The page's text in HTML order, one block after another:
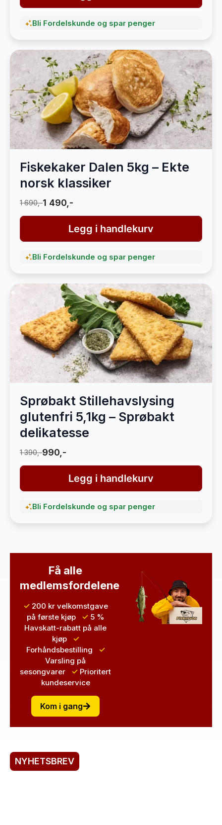
Bli Fordelskunde og spar penger
Fiskekaker Dalen 5kg – Ekte
norsk klassiker
1 690,-1 490,-
Legg i handlekurv
Bli Fordelskunde og spar penger
Sprøbakt Stillehavslysing
glutenfri 5,1kg – Sprøbakt
delikatesse
1 390,-990,-
Legg i handlekurv
Bli Fordelskunde og spar penger
Få alle
medlemsfordelene
✓ 200 kr velkomstgave
på første kjøp ✓ 5 %
Havskatt-rabatt på alle
kjøp ✓
Forhåndsbestilling
✓
Varsling på
sesongvarer ✓ Prioritert
kundeservice
Kom i gang
NYHETSBREV